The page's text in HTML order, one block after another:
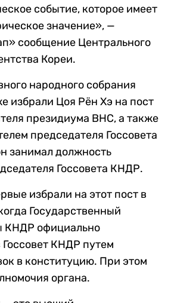
событие, которое имеет
значение», —
сообщение Центрального
Кореи.
народного собрания
избрали Цоя Рён Хэ на пост
президиума ВНС, а также
председателя Госсовета
занимал должность
Госсовета КНДР.
избрали на этот пост в
Государственный
КНДР официально
Госсовет КНДР путем
в конституцию. При этом
органа.